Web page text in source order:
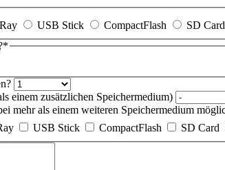
USB Stick CompactFlash SD Card
*
einem zusätzlichen Speichermedium)
mehr als einem weiteren Speichermedium
USB Stick CompactFlash SD Card